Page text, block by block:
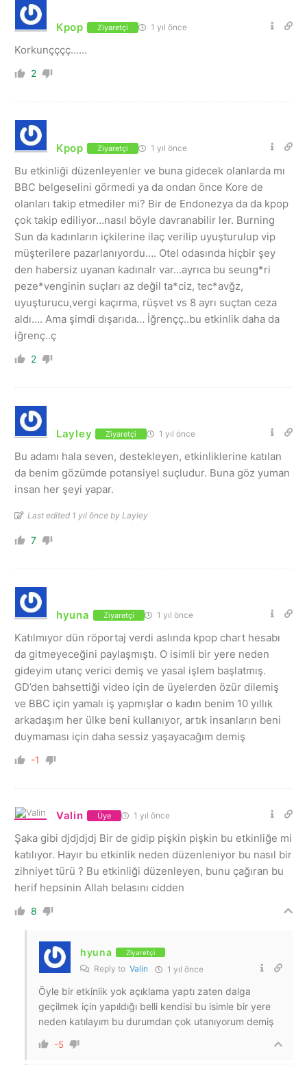
Kpop Ziyaretçi 1 yıl önce
Korkunçççç……
2
Kpop Ziyaretçi 1 yıl önce
Bu etkinliği düzenleyenler ve buna gidecek olanlarda mı
BBC belgeselini görmedi ya da ondan önce Kore de
olanları takip etmediler mi? Bir de Endonezya da da kpop
çok takip ediliyor…nasıl böyle davranabilir ler. Burning
Sun da kadınların içkilerine ilaç verilip uyuşturulup vip
müşterilere pazarlanıyordu…. Otel odasında hiçbir şey
den habersiz uyanan kadınalr var…ayrıca bu seung*ri
peze*venginin suçları az değil ta*ciz, tec*avğz,
uyuşturucu,vergi kaçırma, rüşvet vs 8 ayrı suçtan ceza
aldı…. Ama şimdi dışarıda… İğrençç..bu etkinlik daha da
iğrenç..ç
2
Layley Ziyaretçi 1 yıl önce
Bu adamı hala seven, destekleyen, etkinliklerine katılan
da benim gözümde potansiyel suçludur. Buna göz yuman
insan her şeyi yapar.
Last edited 1 yıl önce by Layley
7
hyuna Ziyaretçi 1 yıl önce
Katılmıyor dün röportaj verdi aslında kpop chart hesabı
da gitmeyeceğini paylaşmıştı. O isimli bir yere neden
gideyim utanç verici demiş ve yasal işlem başlatmış.
GD’den bahsettiği video için de üyelerden özür dilemiş
ve BBC için yamalı iş yapmışlar o kadın benim 10 yıllık
arkadaşım her ülke beni kullanıyor, artık insanların beni
duymaması için daha sessiz yaşayacağım demiş
-1
Valin Üye 1 yıl önce
Şaka gibi djdjdjdj Bir de gidip pişkin pişkin bu etkinliğe mi
katılıyor. Hayır bu etkinlik neden düzenleniyor bu nasıl bir
zihniyet türü ? Bu etkinliği düzenleyen, bunu çağıran bu
herif hepsinin Allah belasını cidden
8
hyuna Ziyaretçi
Reply to Valin 1 yıl önce
Öyle bir etkinlik yok açıklama yaptı zaten dalga
geçilmek için yapıldığı belli kendisi bu isimle bir yere
neden katılayım bu durumdan çok utanıyorum demiş
-5